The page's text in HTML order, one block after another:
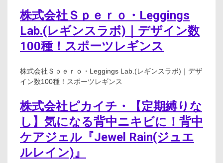
株式会社Ｓｐｅｒｏ・Leggings
Lab.(レギンスラボ)｜デザイン数
100種！スポーツレギンス
株式会社Ｓｐｅｒｏ・Leggings Lab.(レギンスラボ)｜デザ
イン数100種！スポーツレギンス
株式会社ピカイチ・【定期縛りな
し】気になる背中ニキビに！背中
ケアジェル『Jewel Rain(ジュエ
ルレイン)』